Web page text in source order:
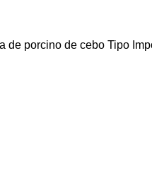
de cebo Tipo Importe